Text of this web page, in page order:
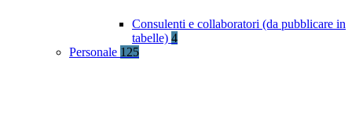
Consulenti e collaboratori (da pubblicare in
tabelle) 4
Personale 125